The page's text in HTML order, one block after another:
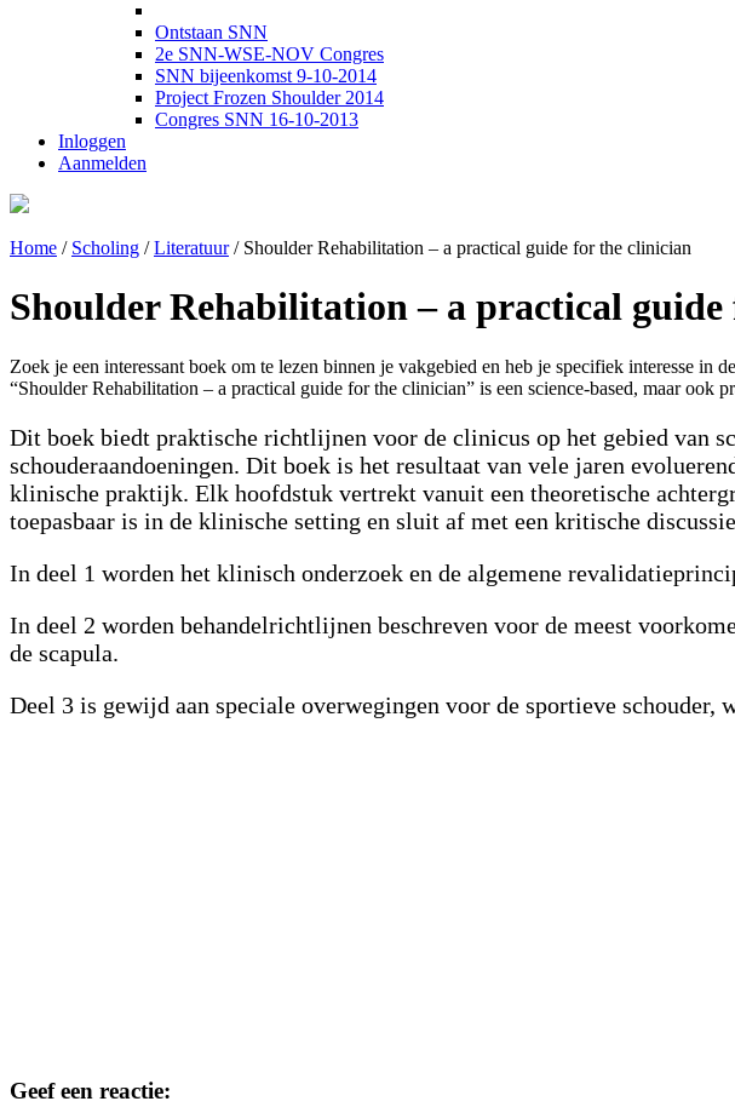
Ontstaan SNN
2e SNN-WSE-NOV Congres
SNN bijeenkomst 9-10-2014
Project Frozen Shoulder 2014
Congres SNN 16-10-2013
Inloggen
Aanmelden
Home / Scholing /Literatuur/ Shoulder Rehabilitation – a practical guide for the clinician
Shoulder Rehabilitation – a practical
Zoek je een interessant boek om te lezen binnen je vakgebied en heb je specifiek interesse
“Shoulder Rehabilitation – a practical guide for the clinician” is een science-based, maar
Dit boek biedt praktische richtlijnen voor de clinicus op het gebied van
schouderaandoeningen. Dit boek is het resultaat van vele jaren
klinische praktijk. Elk hoofdstuk vertrekt vanuit een theoretische
toepasbaar is in de klinische setting en sluit af met een kritische
In deel 1 worden het klinisch onderzoek en de algemene
In deel 2 worden behandelrichtlijnen beschreven voor de meest
de scapula.
Deel 3 is gewijd aan speciale overwegingen voor de sportieve
Geef een reactie: